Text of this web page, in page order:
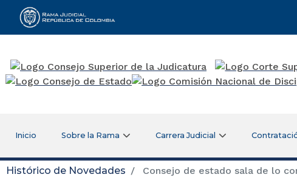
Rama Judicial
Inicio Sobre la Rama Carrera Judicial
Histórico de Novedades Consejo de estado sala de lo